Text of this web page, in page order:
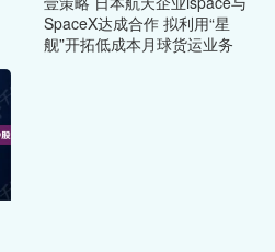
SpaceX达成合作 拟利用“星
舰”开拓低成本月球货运业务